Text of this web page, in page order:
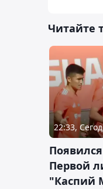
Читайте
22:33,
Первой
"Каспий